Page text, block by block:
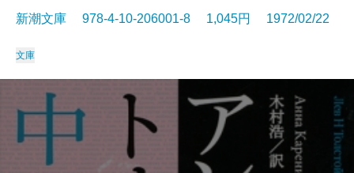
新潮文庫 978-4-10-206001-8 1,045円 1972/02/22
文庫